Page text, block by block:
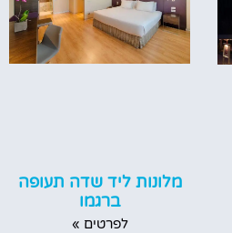
מלונות ליד שדה תעופה
ברגמו
לפרטים »